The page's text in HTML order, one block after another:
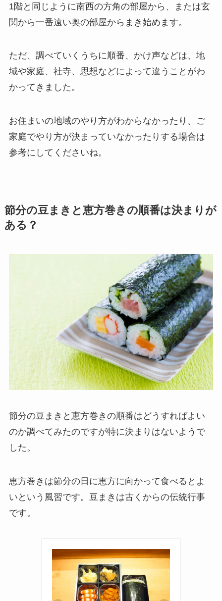
1階と同じように南西の方角の部屋から、
または玄
関から一番遠い奥の部屋からまき始めます。
ただ、調べていくうちに順番、かけ声などは、 地
域や家庭、社寺、思想などによって違うことがわ
かってきました。
お住まいの地域のやり方がわからなかったり、
ご
家庭でやり方が決まっていなかったりする場合は
参考にしてくださいね。
節分の豆まきと恵方巻きの順番は決まりが
ある？
節分の豆まきと恵方巻きの順番はどうすればよい
のか調べてみたのですが特に決まりはないようで
した。
恵方巻きは節分の日に恵方に向かって食べるとよ
いという風習です。 豆まきは古くからの伝統行事
です。